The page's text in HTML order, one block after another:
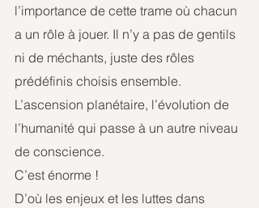
l’importance de cette trame où chacun
a un rôle à jouer. Il n’y a pas de gentils
ni de méchants, juste des rôles
prédéfinis choisis ensemble.
L’ascension planétaire, l’évolution de
l’humanité qui passe à un autre niveau
de conscience.
C’est énorme !
D’où les enjeux et les luttes dans